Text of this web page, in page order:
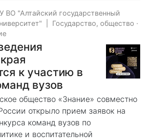
ВО "Алтайский государственный
Государство, общество ·
к участию в
вузов
общество «Знание» совместно
открыло прием заявок на
команд вузов по
и воспитательной